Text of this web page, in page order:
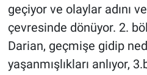
geçiyor ve olaylar adını
çevresinde dönüyor. 2.
Darian, geçmişe gidip
yaşanmışlıkları anlıyor,